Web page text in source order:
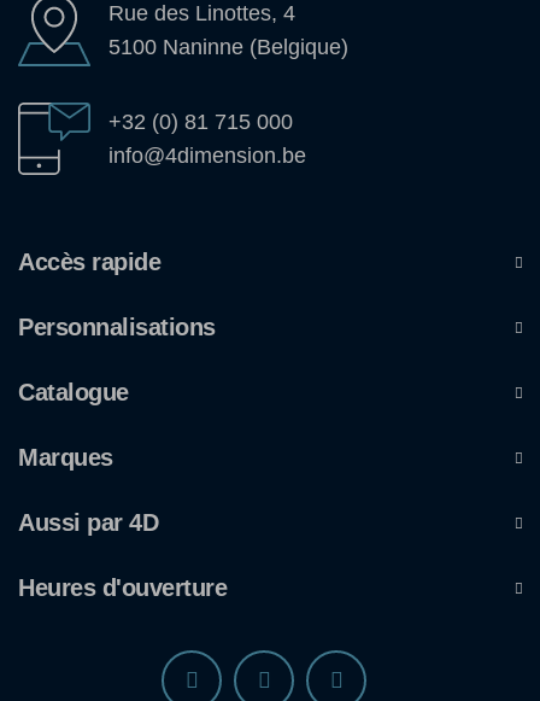
Rue des Linottes, 4
5100 Naninne (Belgique)
+32 (0) 81 715 000
info@4dimension.be
Accès rapide
Personnalisations
Catalogue
Marques
Aussi par 4D
Heures d'ouverture